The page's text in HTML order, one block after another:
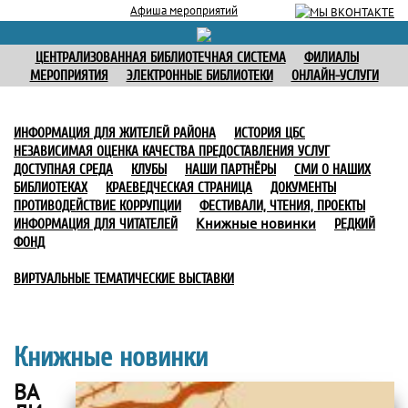
Афиша мероприятий
ЦЕНТРАЛИЗОВАННАЯ БИБЛИОТЕЧНАЯ СИСТЕМА
ФИЛИАЛЫ
МЕРОПРИЯТИЯ
ЭЛЕКТРОННЫЕ БИБЛИОТЕКИ ОНЛАЙН-УСЛУГИ
ИНФОРМАЦИЯ ДЛЯ ЖИТЕЛЕЙ РАЙОНА
ИСТОРИЯ ЦБС
НЕЗАВИСИМАЯ ОЦЕНКА КАЧЕСТВА ПРЕДОСТАВЛЕНИЯ УСЛУГ
ДОСТУПНАЯ СРЕДА
КЛУБЫ НАШИ ПАРТНЁРЫ
СМИ О НАШИХ
БИБЛИОТЕКАХ
КРАЕВЕДЧЕСКАЯ СТРАНИЦА
ДОКУМЕНТЫ
ПРОТИВОДЕЙСТВИЕ КОРРУПЦИИ
ФЕСТИВАЛИ, ЧТЕНИЯ, ПРОЕКТЫ
ИНФОРМАЦИЯ ДЛЯ ЧИТАТЕЛЕЙ
Книжные новинки
РЕДКИЙ
ФОНД
ВИРТУАЛЬНЫЕ ТЕМАТИЧЕСКИЕ ВЫСТАВКИ
Книжные новинки
ВА